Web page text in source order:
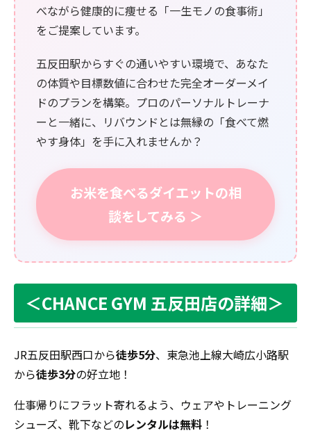
べながら健康的に痩せる「一生モノの食事術」
をご提案しています。
五反田駅からすぐの通いやすい環境で、あなた
の体質や目標数値に合わせた完全オーダーメイ
ドのプランを構築。プロのパーソナルトレーナ
ーと一緒に、リバウンドとは無縁の「食べて燃
やす身体」を手に入れませんか？
お米を食べるダイエットの相
談をしてみる ＞
＜CHANCE GYM 五反田店の詳細＞
JR五反田駅西口から徒歩5分、東急池上線大崎広小路駅
から徒歩3分の好立地！
仕事帰りにフラット寄れるよう、ウェアやトレーニング
シューズ、靴下などのレンタルは無料 ！